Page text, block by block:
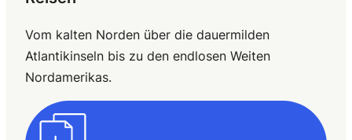
Vom kalten Norden über die dauermilden
Atlantikinseln bis zu den endlosen Weiten
Nordamerikas.